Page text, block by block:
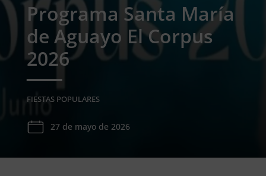
Programa Santa María
de Aguayo El Corpus
2026
FIESTAS POPULARES
27 de mayo de 2026